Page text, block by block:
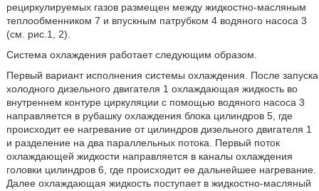
рециркулируемых газов размещен между жидкостно-масляным
теплообменником 7 и впускным патрубком 4 водяного насоса 3
(см. рис.1, 2).
Система охлаждения работает следующим образом.
Первый вариант исполнения системы охлаждения. После запуска
холодного дизельного двигателя 1 охлаждающая жидкость во
внутреннем контуре циркуляции с помощью водяного насоса 3
направляется в рубашку охлаждения блока цилиндров 5, где
происходит ее нагревание от цилиндров дизельного двигателя 1
и разделение на два параллельных потока. Первый поток
охлаждающей жидкости направляется в каналы охлаждения
головки цилиндров 6, где происходит ее дальнейшее нагревание.
Далее охлаждающая жидкость поступает в жидкостно-масляный